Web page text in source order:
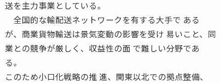
送を主力事業としている。
全国的な輸配送ネットワークを有する大手で ある
が、商業貨物輸送は景気変動の影響を受け 易いこと、同
業との競争が厳しく、収益性の面 で難しい分野であ
る。
このため小口化戦略の推 進、関東以北での拠点整備、